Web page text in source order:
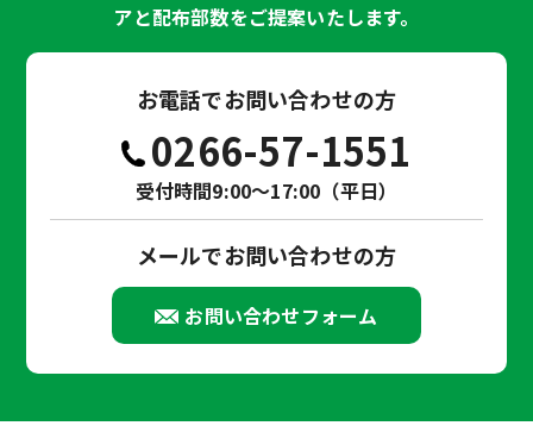
アと配布部数をご提案いたします。
お電話でお問い合わせの方
0266-57-1551
受付時間9:00～17:00（平日）
メールでお問い合わせの方
お問い合わせフォーム